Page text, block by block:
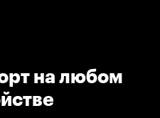
на любом